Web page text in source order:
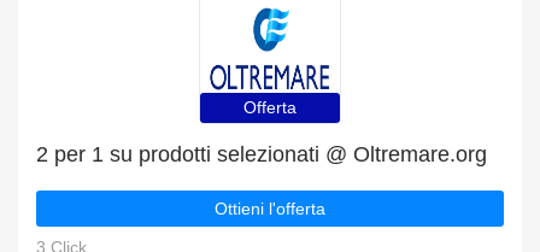
Offerta
2 per 1 su prodotti selezionati @ Oltremare.org
Ottieni l'offerta
3 Click